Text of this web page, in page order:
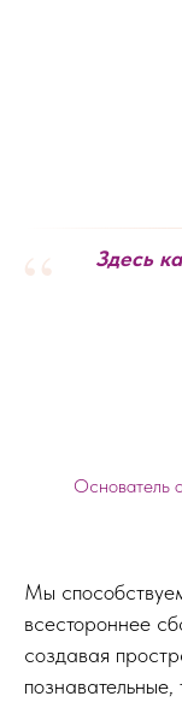
“ Здесь
Основатель
Мы
всестороннее
создавая